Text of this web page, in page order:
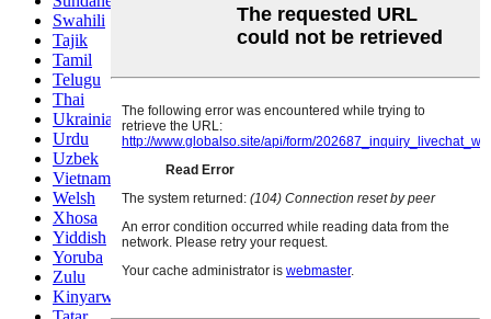
Swahili
Tajik
Tamil
Telugu
Thai
Ukrainian
Urdu
Uzbek
Vietnamese
Welsh
Xhosa
Yiddish
Yoruba
Zulu
Kinyarwanda